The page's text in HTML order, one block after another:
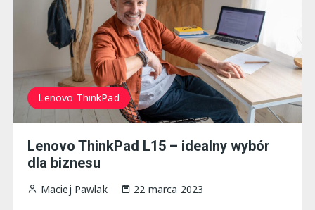
Lenovo ThinkPad
Lenovo ThinkPad L15 – idealny wybór
dla biznesu
Maciej Pawlak 22 marca 2023